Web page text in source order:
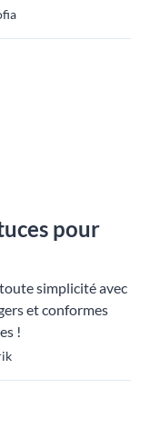
pour
simplicité avec
et conformes
!